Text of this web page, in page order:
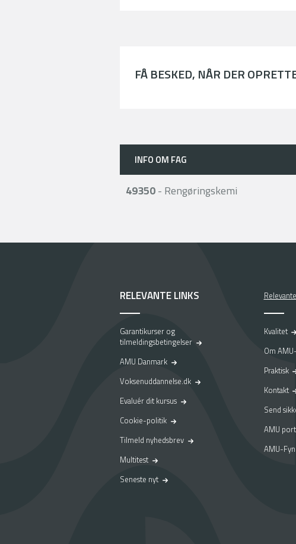
FÅ BESKED, NÅR DER
INFO OM FAG
49350- Rengøringskemi
RELEVANTE LINKS
Garantikurser og
tilmeldingsbetingelser
AMU Danmark
Voksenuddannelse.dk
Evaluér dit kursus
Cookie-politik
Tilmeld nyhedsbrev
Multitest
Seneste nyt
Kvalitet
Om
Praktisk
Kontakt
Send
AMU
AMU-